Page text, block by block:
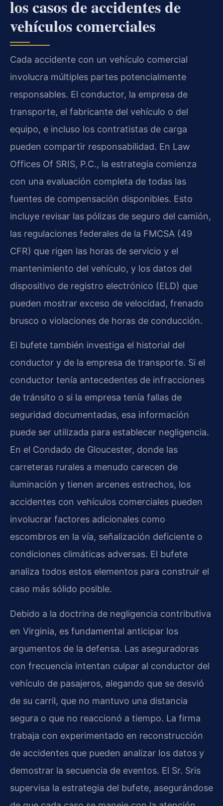
los casos de accidentes de
vehículos comerciales
Cada accidente con un vehículo comercial
involucra múltiples partes potencialmente
responsables. El conductor, la empresa de
transporte, el fabricante del vehículo o del
equipo, e incluso los contratistas de carga
pueden compartir responsabilidad. En Law
Offices Of SRIS, P.C., la estrategia comienza
con una evaluación completa de todas las
fuentes de compensación disponibles. Esto
incluye revisar las pólizas de seguro del camión,
las regulaciones federales de la FMCSA (49
CFR) que rigen las horas de servicio y el
mantenimiento del vehículo, y los datos del
dispositivo de registro electrónico (ELD) que
pueden mostrar exceso de velocidad, frenado
brusco o violaciones de horas de conducción.
El bufete también investiga el historial del
conductor y de la empresa de transporte. Si el
conductor tenía antecedentes de infracciones
de tránsito o si la empresa tenía fallas de
seguridad documentadas, esa información
puede ser utilizada para establecer negligencia.
En el Condado de Gloucester, donde las
carreteras rurales a menudo carecen de
iluminación y tienen arcenes estrechos, los
accidentes con vehículos comerciales pueden
involucrar factores adicionales como
escombros en la vía, señalización deficiente o
condiciones climáticas adversas. El bufete
analiza todos estos elementos para construir el
caso más sólido posible.
Debido a la doctrina de negligencia contributiva
en Virginia, es fundamental anticipar los
argumentos de la defensa. Las aseguradoras
con frecuencia intentan culpar al conductor del
vehículo de pasajeros, alegando que se desvió
de su carril, que no mantuvo una distancia
segura o que no reaccionó a tiempo. La firma
trabaja con experimentado en reconstrucción
de accidentes que pueden analizar los datos y
demostrar la secuencia de eventos. El Sr. Sris
supervisa la estrategia del bufete, asegurándose